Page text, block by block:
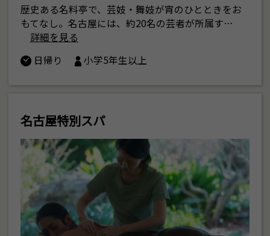
歴史ある名料亭で、芸妓・舞妓が宵のひとときをお
もてなし。名古屋には、約20名の芸者が所属す…
詳細を見る
日帰り
小学5年生以上
名古屋特別スパ